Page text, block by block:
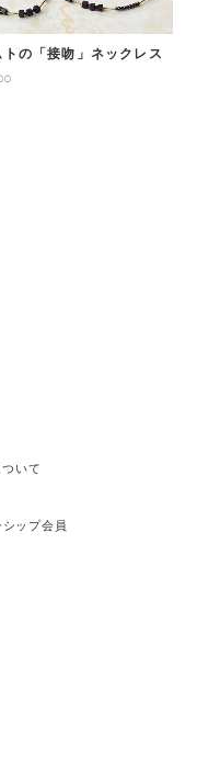
トの「接吻」ネックレス
いて
ップ会員